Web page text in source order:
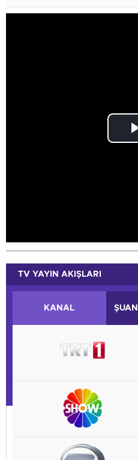
TV YAYIN AKIŞLARI
KANAL